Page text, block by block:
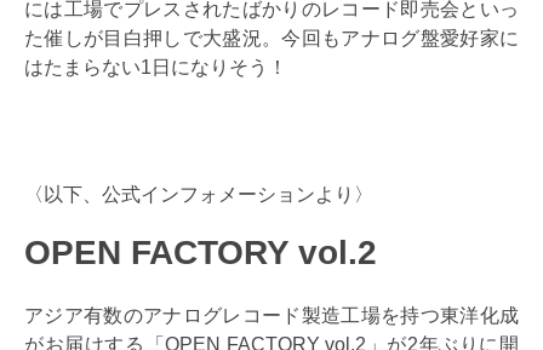
には工場でプレスされたばかりのレコード即売会といっ
た催しが目白押しで大盛況。今回もアナログ盤愛好家に
はたまらない1日になりそう！
〈以下、公式インフォメーションより〉
OPEN FACTORY vol.2
アジア有数のアナログレコード製造工場を持つ東洋化成
がお届けする「OPEN FACTORY vol.2」が2年ぶりに開